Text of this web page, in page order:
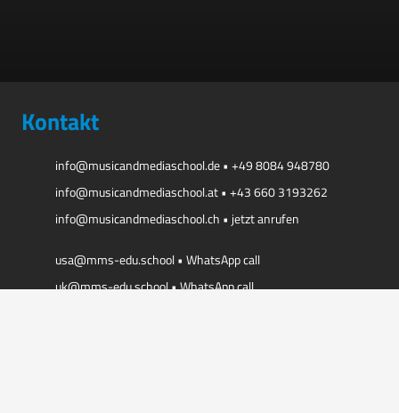
Kontakt
info@musicandmediaschool.de• +49 8084 948780
info@musicandmediaschool.at• +43 660 3193262
info@musicandmediaschool.ch • jetzt anrufen
usa@mms-edu.school• WhatsApp call
uk@mms-edu.school•WhatsApp call